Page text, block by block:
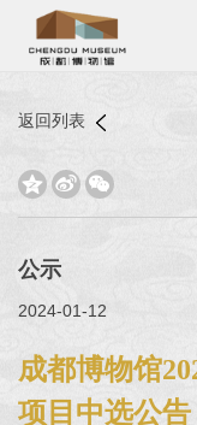
返回列表
  
公示
2024-01-12
成都博物馆
项目中选公告